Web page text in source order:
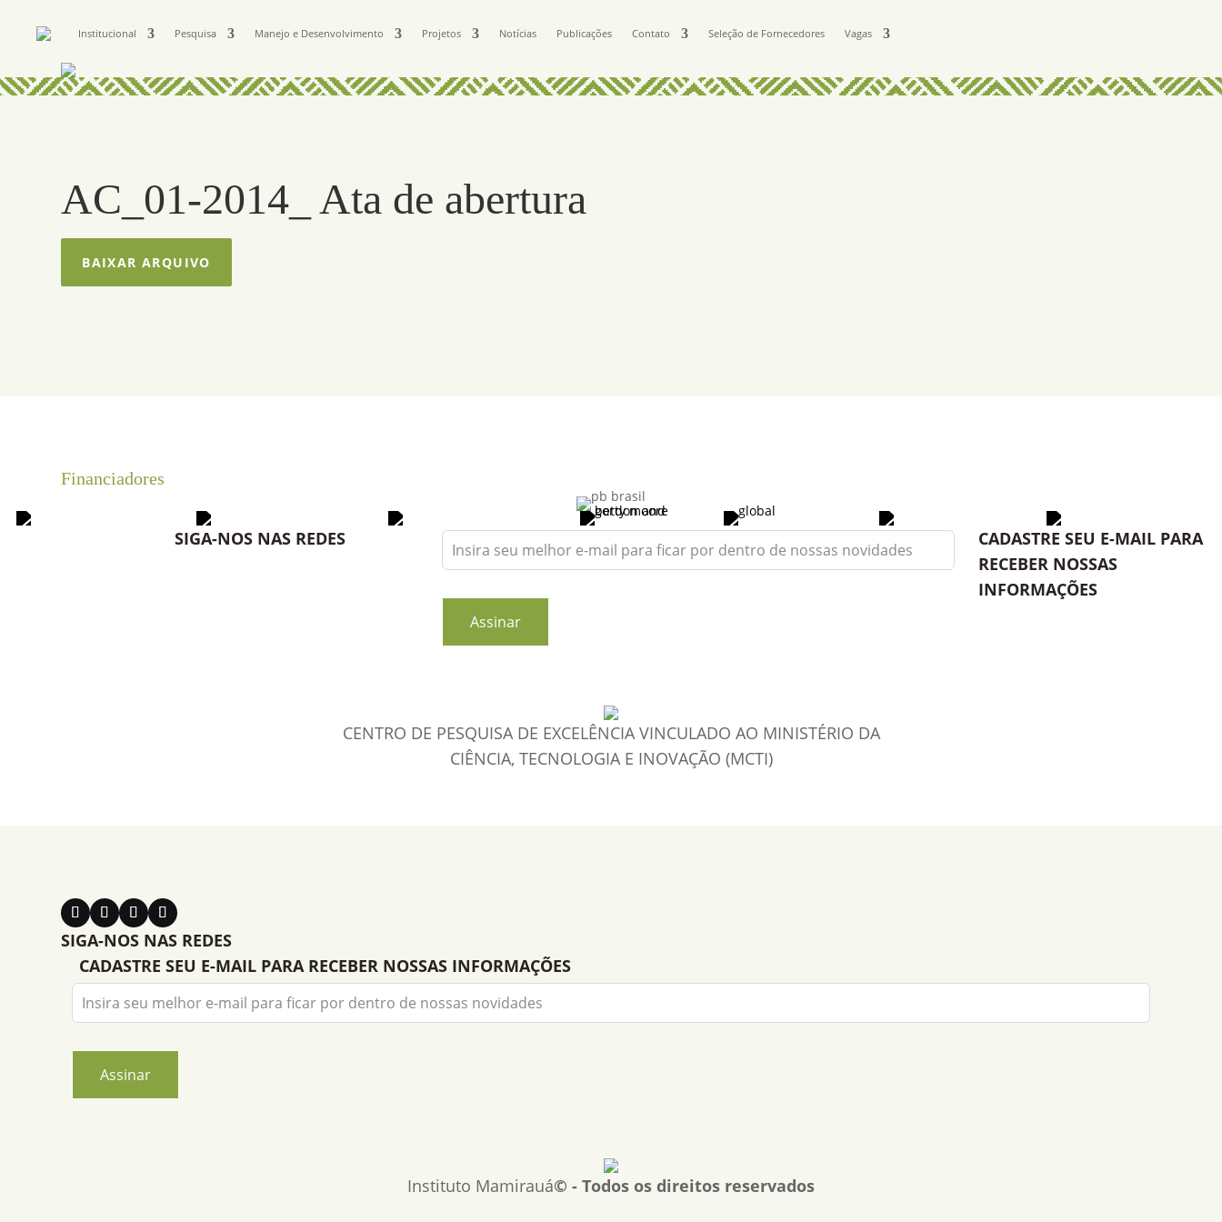
Institucional Pesquisa Manejo e Desenvolvimento Projetos Notícias Publicações Contato Seleção de Fornecedores Vagas
AC_01-2014_ Ata de abertura
BAIXAR ARQUIVO
Financiadores
SIGA-NOS NAS REDES
Leave
this
blank
Assinar
CADASTRE SEU E-MAIL PARA
RECEBER NOSSAS
INFORMAÇÕES
CENTRO DE PESQUISA DE EXCELÊNCIA VINCULADO AO MINISTÉRIO DA
CIÊNCIA, TECNOLOGIA E INOVAÇÃO (MCTI)
SIGA-NOS NAS REDES
CADASTRE SEU E-MAIL PARA RECEBER NOSSAS INFORMAÇÕES
Leave
this
blank
Assinar
Instituto Mamirauá© - Todos os direitos reservados